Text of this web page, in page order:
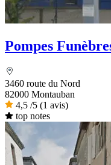
Pompes
3460 route du Nord
82000 Montauban
4,5 /5 (1 avis)
top notes